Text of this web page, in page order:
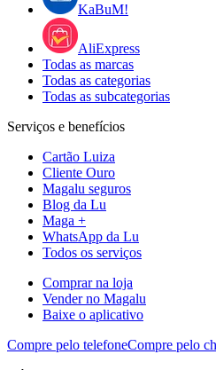
KaBuM!
AliExpress
Todas as marcas
Todas as categorias
Todas as subcategorias
Serviços e benefícios
Cartão Luiza
Cliente Ouro
Magalu seguros
Blog da Lu
Maga +
WhatsApp da Lu
Todos os serviços
Comprar na loja
Vender no Magalu
Baixe o aplicativo
Compre pelo telefoneCompre pelo